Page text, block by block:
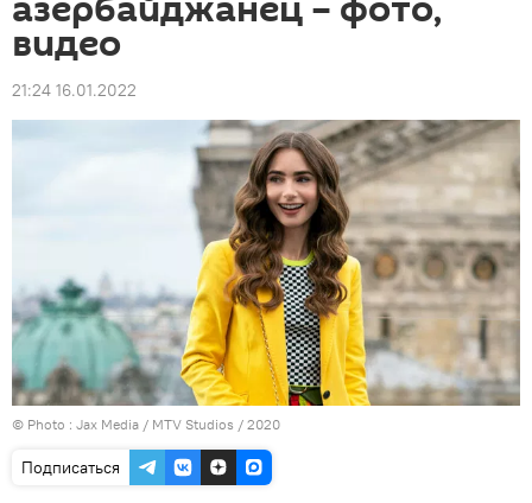
видео
21:24 16.01.2022
© Photo : Jax Media / MTV Studios / 2020
Подписаться